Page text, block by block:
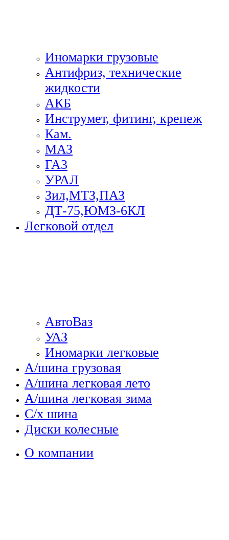
Иномарки грузовые
Антифриз, технические
жидкости
АКБ
Инструмет, фитинг, крепеж
Кам.
МАЗ
ГА3
УРАЛ
Зил,МТЗ,ПАЗ
ДТ-75,ЮМЗ-6КЛ
Легковой отдел
АвтоВаз
УАЗ
Иномарки легковые
А/шина грузовая
А/шина легковая лето
А/шина легковая зима
С/х шина
Диски колесные
О компании